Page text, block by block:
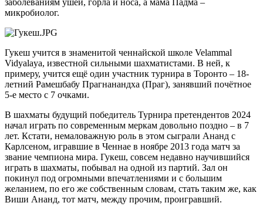
микробиолог.
Гукеш учится в знаменитой ченнайской школе Velammal
Vidyalaya, известной сильными шахматистами. В ней, к
примеру, учится ещё один участник турнира в Торонто – 18-
летний Рамешбабу Прагнанандха (Праг), занявший почётное
5-е место с 7 очками.
В шахматы будущий победитель Турнира претендентов 2024
начал играть по современным меркам довольно поздно – в 7
лет. Кстати, немаловажную роль в этом сыграли Ананд с
Карлсеном, игравшие в Ченнае в ноябре 2013 года матч за
звание чемпиона мира. Гукеш, совсем недавно научившийся
играть в шахматы, побывал на одной из партий. Зал он
покинул под огромными впечатлениями и с большим
желанием, по его же собственным словам, стать таким же, как
Виши Ананд, тот матч, между прочим, проигравший.